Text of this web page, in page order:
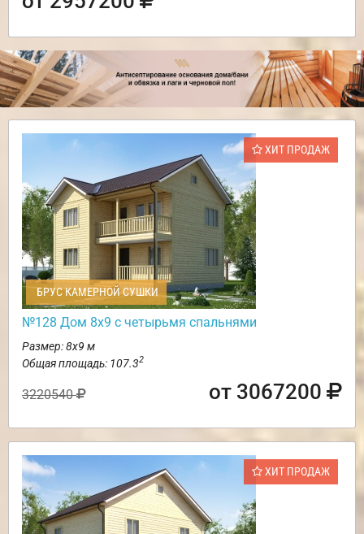
ХИТ ПРОДАЖ
БРУС КАМЕРНОЙ СУШКИ
№128 Дом 8х9 с четырьмя спальнями
Размер: 8х9 м
Общая площадь: 107.32
3220540 от 3067200
ХИТ ПРОДАЖ